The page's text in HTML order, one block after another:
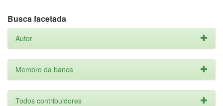
Busca facetada
Autor
Membro da banca
Todos contribuidores